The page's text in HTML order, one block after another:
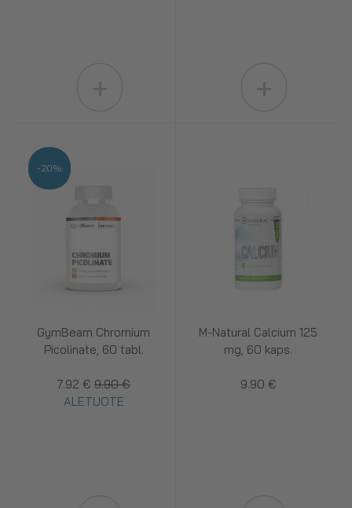
GymBeam Chromium
Picolinate, 60 tabl.
7.92 € 9.90 €
ALETUOTE
-20%
M-Natural Calcium 125
mg, 60 kaps.
9.90 €